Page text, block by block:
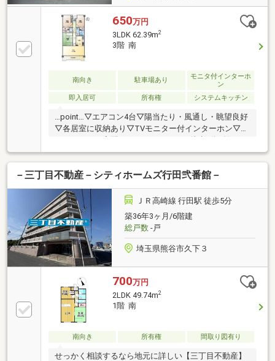
650万円
3LDK 62.39m2
3階 南
南向き 駐車場あり
モニタ付インターホ
ン
即入居可
所有権 システムキッチン
…point…▽エアコン4台▽陽当たり・風通し・眺望良好
▽各居室に収納あり▽TVモニター付インターホン▽エ
ントランスに宅配BOXあり▽ローソン徒歩5分《住まい
探しは、でざいん不動産へ》 ▼当店は宅建士、FPな
どの不動産や資金の将来設計に関する有資格者がお
り、お客様に寄り添った住まい探しができます。▼自
己資金０円からの家探しできます。▼住宅ローンに自
信あり！過去にお断りされた方ご相談ください。▼当
日、平日、時間外もご見学・ご案内可能です。見学予
約は0120-25-1373【通話無料】までお気軽にお電話く
ださい。資料請求はオレンジバナーよりお問い合わせ
ください。
－三丁目不動産－シティホームズ行田弐番館－
ＪＲ高崎線 行田駅 徒歩5分
築36年3ヶ月/6階建
総戸数-戸
埼玉県熊谷市久下３
700万円
2LDK 49.74m2
1階 南
南向き 所有権 間取り図有り
せっかく相談するなら地元に詳しい【三丁目不動産】